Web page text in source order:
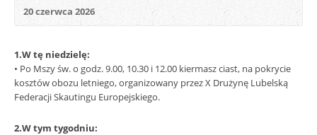
20 czerwca 2026
1.W tę niedzielę:
• Po Mszy św. o godz. 9.00, 10.30 i 12.00 kiermasz ciast, na pokrycie
kosztów obozu letniego, organizowany przez X Drużynę Lubelską
Federacji Skautingu Europejskiego.
2.W tym tygodniu: